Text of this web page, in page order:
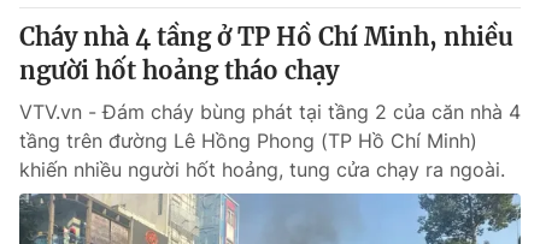
Cháy nhà 4 tầng ở TP Hồ Chí Minh, nhiều
người hốt hoảng tháo chạy
VTV.vn - Đám cháy bùng phát tại tầng 2 của căn nhà 4
tầng trên đường Lê Hồng Phong (TP Hồ Chí Minh)
khiến nhiều người hốt hoảng, tung cửa chạy ra ngoài.